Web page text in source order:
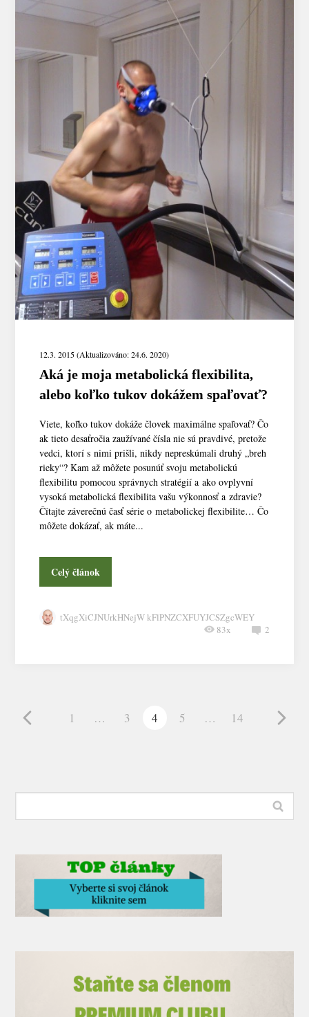
12.3. 2015 (Aktualizováno: 24.6. 2020)
Aká je moja metabolická flexibilita,
alebo koľko tukov dokážem spaľovať?
Viete, koľko tukov dokáže človek maximálne spaľovať? Čo
ak tieto desaťročia zaužívané čísla nie sú pravdivé, pretože
vedci, ktorí s nimi prišli, nikdy nepreskúmali druhý „breh
rieky“? Kam až môžete posunúť svoju metabolickú
flexibilitu pomocou správnych stratégií a ako ovplyvní
vysoká metabolická flexibilita vašu výkonnosť a zdravie?
Čítajte záverečnú časť série o metabolickej flexibilite… Čo
môžete dokázať, ak máte...
Celý článok
tXqgXiCJNUrkHNejW kFlPNZCXFUYJCSZgcWEY
2
83x
1 … 3 4 5 … 14